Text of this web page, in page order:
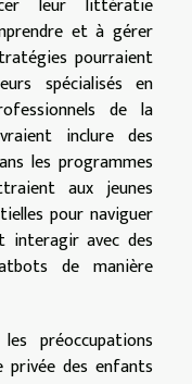
et à gérer
pourraient
spécialisés en
de la
inclure des
les programmes
aux jeunes
pour naviguer
avec des
de manière
préoccupations
des enfants